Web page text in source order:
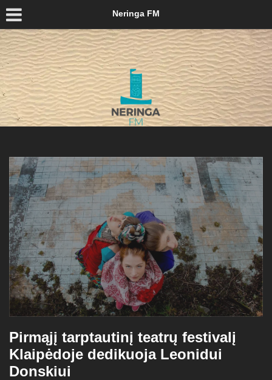
Neringa FM
Pirmąjį tarptautinį teatrų festivalį
Klaipėdoje dedikuoja Leonidui
Donskiui